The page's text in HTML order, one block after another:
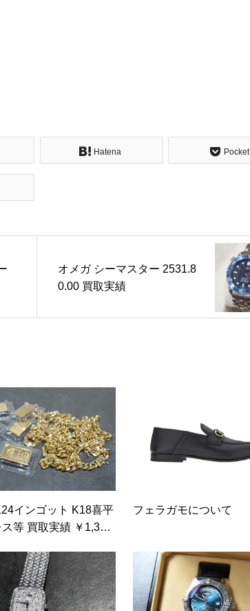
Hatena Pocket
オメガ シーマスター 2531.8
0.00 買取実績
インゴット K18喜平
等 買取実績 ￥1,397,
フェラガモについて